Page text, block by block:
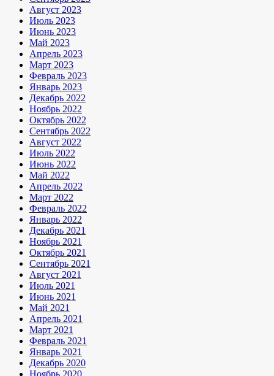
Август 2023
Июль 2023
Июнь 2023
Май 2023
Апрель 2023
Март 2023
Февраль 2023
Январь 2023
Декабрь 2022
Ноябрь 2022
Октябрь 2022
Сентябрь 2022
Август 2022
Июль 2022
Июнь 2022
Май 2022
Апрель 2022
Март 2022
Февраль 2022
Январь 2022
Декабрь 2021
Ноябрь 2021
Октябрь 2021
Сентябрь 2021
Август 2021
Июль 2021
Июнь 2021
Май 2021
Апрель 2021
Март 2021
Февраль 2021
Январь 2021
Декабрь 2020
Ноябрь 2020